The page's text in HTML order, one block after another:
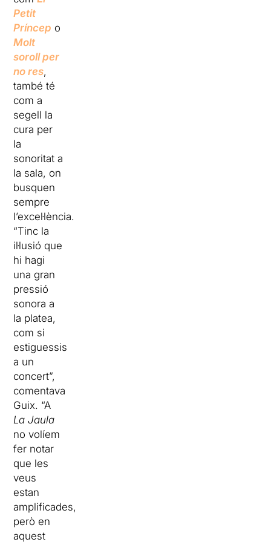
Petit
Príncep o
Molt
soroll per
no res,
també té
com a
segell la
cura per
la
sonoritat a
la sala, on
busquen
sempre
l’excel·lència.
“Tinc la
il·lusió que
hi hagi
una gran
pressió
sonora a
la platea,
com si
estiguessis
a un
concert”,
comentava
Guix. “A
LaJaula
no volíem
fer notar
que les
veus
estan
amplificades,
però en
aquest